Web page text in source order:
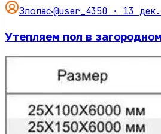
Злопас·@user_4350 · 13
Утепляем пол в